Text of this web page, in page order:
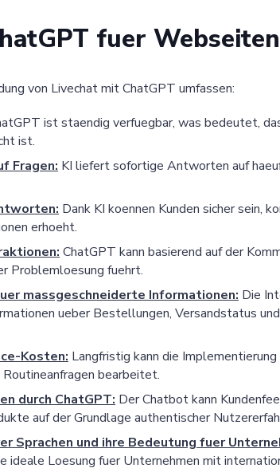
fuer Webseiten
von Livechat mit ChatGPT umfassen:
ist staendig verfuegbar, was bedeutet,
ist.
Fragen: KI liefert sofortige Antworten auf
Dank KI koennen Kunden sicher sein,
erhoeht.
ChatGPT kann basierend auf der
Problemloesung fuehrt.
massgeschneiderte Informationen: Die
ueber Bestellungen, Versandstatus
Kosten: Langfristig kann die
bearbeitet.
durch ChatGPT: Der Chatbot kann
auf der Grundlage authentischer
Sprachen und ihre Bedeutung fuer
ideale Loesung fuer Unternehmen mit